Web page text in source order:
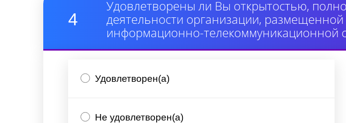
4
Удовлетворены ли Вы открытостью,
деятельности организации,
информационно-телекоммуникационной
Удовлетворен(а)
Не удовлетворен(а)